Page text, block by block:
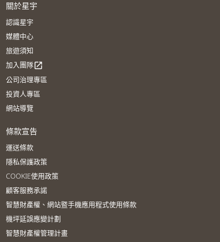
關於星宇
認識星宇
媒體中心
旅遊須知
加入團隊open_in_new
公司治理專區
投資人專區
網站導覽
條款宣告
運送條款
隱私保護政策
COOKIE使用政策
顧客服務承諾
智慧財產權、網站暨手機應用程式使用條款
機坪延誤應變計劃
智慧財產權管理計畫